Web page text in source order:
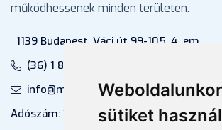
sütiket
működhessenek minden területen.
1139 Budapest, Váci út 99-105. 4. em.
(36) 1 880 76 00
info@mprx.hu
Adószám: 13598145-2-41